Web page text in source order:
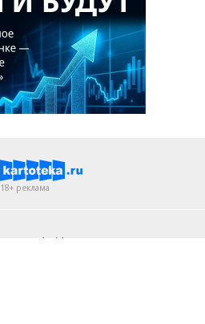
18+ реклама
Android